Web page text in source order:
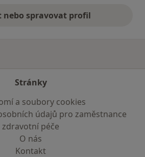
nebo spravovat profil
Stránky
a soubory cookies
údajů pro zaměstnance
zdravotní péče
O nás
Kontakt